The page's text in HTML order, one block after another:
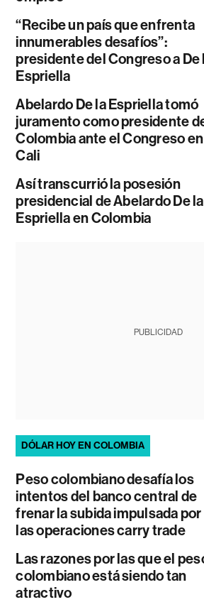
“Recibe un país que enfrenta
innumerables desafíos”:
presidente del Congreso a De
Espriella
Abelardo De la Espriella tomó
juramento como presidente
Colombia ante el Congreso en
Cali
Así transcurrió la posesión
presidencial de Abelardo De la
Espriella en Colombia
PUBLICIDAD
DÓLAR HOY EN COLOMBIA
Peso colombiano desafía los
intentos del banco central de
frenar la subida impulsada por
las operaciones carry trade
Las razones por las que el
colombiano está siendo tan
atractivo